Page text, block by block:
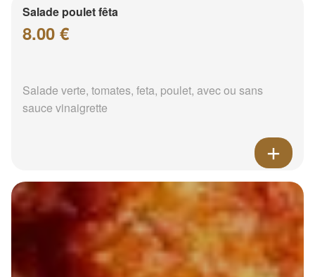
Salade poulet fêta
8.00 €
Salade verte, tomates, feta, poulet, avec ou sans
sauce vinaigrette